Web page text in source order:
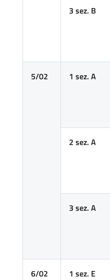
3 sez. B
5/02 1 sez. A
2 sez. A
3 sez. A
6/02 1 sez. E